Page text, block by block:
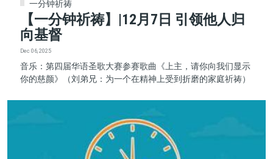
一分钟祈祷
【一分钟祈祷】|12月7日 引领他人归
向基督
Dec 06, 2025
音乐：第四届华语圣歌大赛参赛歌曲《上主，请你向我们显示
你的慈颜》（刘弟兄：为一个在精神上受到折磨的家庭祈祷）